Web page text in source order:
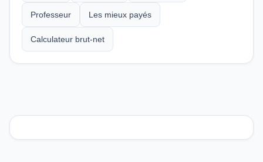
Professeur Les mieux payés
Calculateur brut-net